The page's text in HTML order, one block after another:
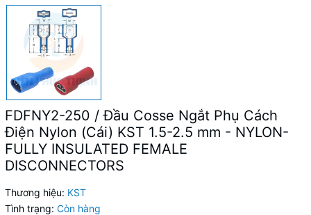
FDFNY2-250 / Đầu Cosse Ngắt Phụ Cách
Điện Nylon (Cái) KST 1.5-2.5 mm - NYLON-
FULLY INSULATED FEMALE
DISCONNECTORS
Thương hiệu: KST
Tình trạng: Còn hàng